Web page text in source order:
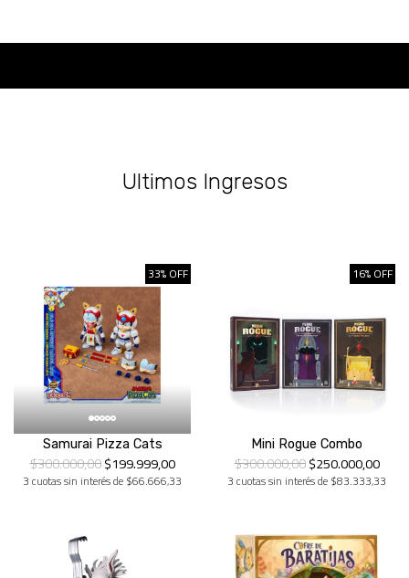
Ultimos Ingresos
33% OFF
Samurai Pizza Cats
$300.000,00$199.999,00
3 cuotas sin interés de $66.666,33
16% OFF
Mini Rogue Combo
$300.000,00$250.000,00
3 cuotas sin interés de $83.333,33